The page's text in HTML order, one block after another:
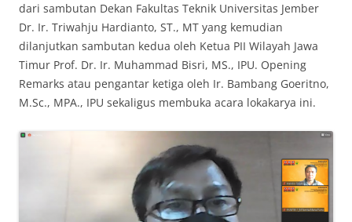
dari sambutan Dekan Fakultas Teknik Universitas Jember
Dr. Ir. Triwahju Hardianto, ST., MT yang kemudian
dilanjutkan sambutan kedua oleh Ketua PII Wilayah Jawa
Timur Prof. Dr. Ir. Muhammad Bisri, MS., IPU. Opening
Remarks atau pengantar ketiga oleh Ir. Bambang Goeritno,
M.Sc., MPA., IPU sekaligus membuka acara lokakarya ini.